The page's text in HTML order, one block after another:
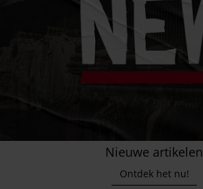
Nieuwe artikelen
Ontdek het nu!